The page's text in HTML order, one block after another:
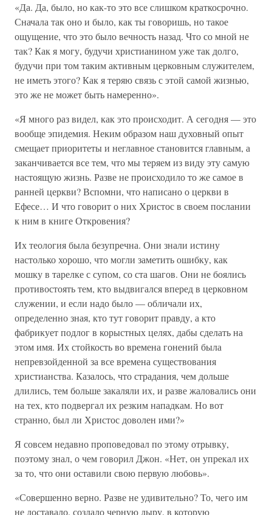
«Да. Да, было, но как-то это все слишком краткосрочно.
Сначала так оно и было, как ты говоришь, но такое
ощущение, что это было вечность назад. Что со мной не
так? Как я могу, будучи христианином уже так долго,
будучи при том таким активным церковным служителем,
не иметь этого? Как я теряю связь с этой самой жизнью,
это же не может быть намеренно».
«Я много раз видел, как это происходит. А сегодня — это
вообще эпидемия. Неким образом наш духовный опыт
смещает приоритеты и неглавное становится главным, а
заканчивается все тем, что мы теряем из виду эту самую
настоящую жизнь. Разве не происходило то же самое в
ранней церкви? Вспомни, что написано о церкви в
Ефесе… И что говорит о них Христос в своем послании
к ним в книге Откровения?
Их теология была безупречна. Они знали истину
настолько хорошо, что могли заметить ошибку, как
мошку в тарелке с супом, со ста шагов. Они не боялись
противостоять тем, кто выдвигался вперед в церковном
служении, и если надо было — обличали их,
определенно зная, кто тут говорит правду, а кто
фабрикует подлог в корыстных целях, дабы сделать на
этом имя. Их стойкость во времена гонений была
непревзойденной за все времена существования
христианства. Казалось, что страдания, чем дольше
длились, тем больше закаляли их, и разве жаловались они
на тех, кто подвергал их резким нападкам. Но вот
странно, был ли Христос доволен ими?»
Я совсем недавно проповедовал по этому отрывку,
поэтому знал, о чем говорил Джон. «Нет, он упрекал их
за то, что они оставили свою первую любовь».
«Совершенно верно. Разве не удивительно? То, чего им
не доставало, создало черную дыру, в которую